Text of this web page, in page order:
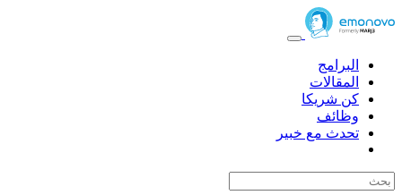
البرامج
المقالات
كن شريكا
وظائف
تحدث مع خبير